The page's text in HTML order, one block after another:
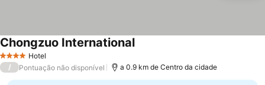
4 EstrelasHotel
Chongzuo International
/ Pontuação não disponível a 0.9 km de Centro da cidade